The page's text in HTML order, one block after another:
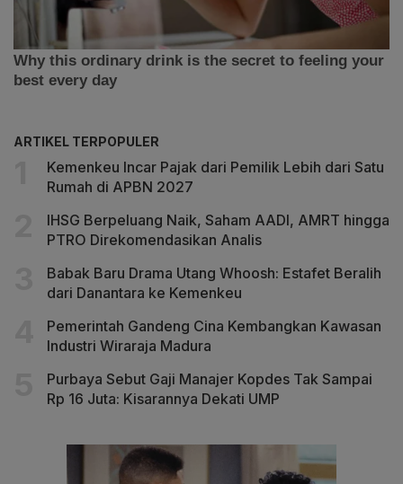
ARTIKEL TERPOPULER
Kemenkeu Incar Pajak dari Pemilik Lebih dari Satu
Rumah di APBN 2027
IHSG Berpeluang Naik, Saham AADI, AMRT hingga
PTRO Direkomendasikan Analis
Babak Baru Drama Utang Whoosh: Estafet Beralih
dari Danantara ke Kemenkeu
Pemerintah Gandeng Cina Kembangkan Kawasan
Industri Wiraraja Madura
Purbaya Sebut Gaji Manajer Kopdes Tak Sampai
Rp 16 Juta: Kisarannya Dekati UMP